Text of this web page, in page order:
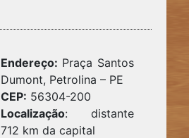
Endereço: Praça Santos
Dumont, Petrolina – PE
CEP: 56304-200
Localização: distante
712 km da capital